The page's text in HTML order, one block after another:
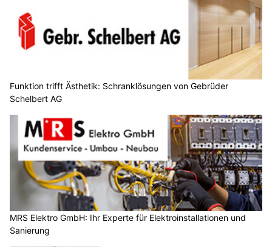
Funktion trifft Ästhetik: Schranklösungen von Gebrüder
Schelbert AG
MRS Elektro GmbH: Ihr Experte für Elektroinstallationen und
Sanierung